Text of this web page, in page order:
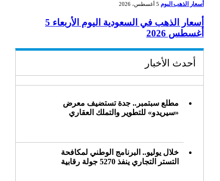
أسعار الذهب اليوم 5 أغسطس، 2026
أسعار الذهب في السعودية اليوم الأربعاء 5
أغسطس 2026
أحدث الأخبار
مطلع سبتمبر.. جدة تستضيف معرض
«سيريدو» للتطوير والتملك العقاري
خلال يوليو.. البرنامج الوطني لمكافحة
التستر التجاري ينفذ 5270 جولة رقابية